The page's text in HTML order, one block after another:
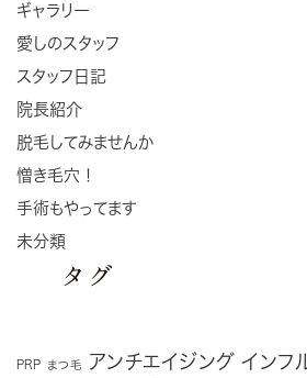
ギャラリー
愛しのスタッフ
スタッフ日記
院長紹介
脱毛してみませんか
憎き毛穴！
手術もやってます
未分類
タグ
PRP まつ毛 アンチエイジング インフ